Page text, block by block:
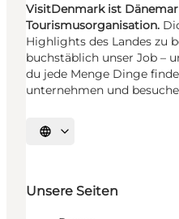
VisitDenmark ist
Tourismusorganisation.
Highlights des Landes zu
buchstäblich unser Job –
du jede Menge Dinge
unternehmen und
Sprache auswählen
Unsere Seiten